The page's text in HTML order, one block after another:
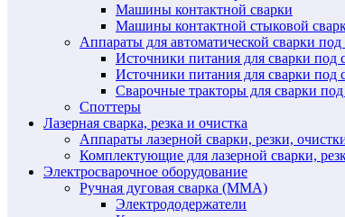
Машины контактной сварки
Машины контактной стыковой
Аппараты для автоматической сварки
Источники питания для сварки под
Источники питания для сварки под
Сварочные тракторы для сварки
Споттеры
Лазерная сварка, резка и очистка
Аппараты лазерной сварки, резки,
Комплектующие для лазерной сварки,
Электросварочное оборудование
Ручная дуговая сварка (MMA)
Электрододержатели